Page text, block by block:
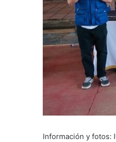
Información y fotos: